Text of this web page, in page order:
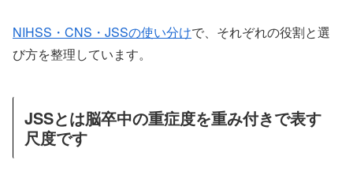
NIHSS・CNS・JSSの使い分けで、それぞれの役割と選
び方を整理しています。
JSSとは脳卒中の重症度を重み付きで表す
尺度です